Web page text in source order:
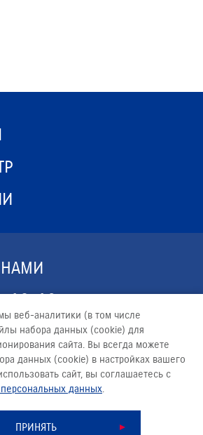
НАМИ
19-13
веб-аналитики (в том числе
набора данных (cookie) для
сайта. Вы всегда можете
данных (cookie) в настройках вашего
сайт, вы соглашаетесь с
данных.
ПРИНЯТЬ